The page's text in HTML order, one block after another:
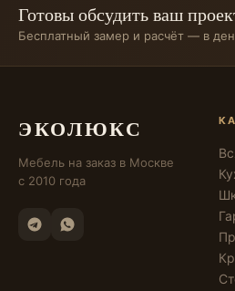
Готовы обсудить ваш
Бесплатный замер и расчёт — в
ЭКОЛЮКС
Мебель на заказ в Москве
с 2010 года